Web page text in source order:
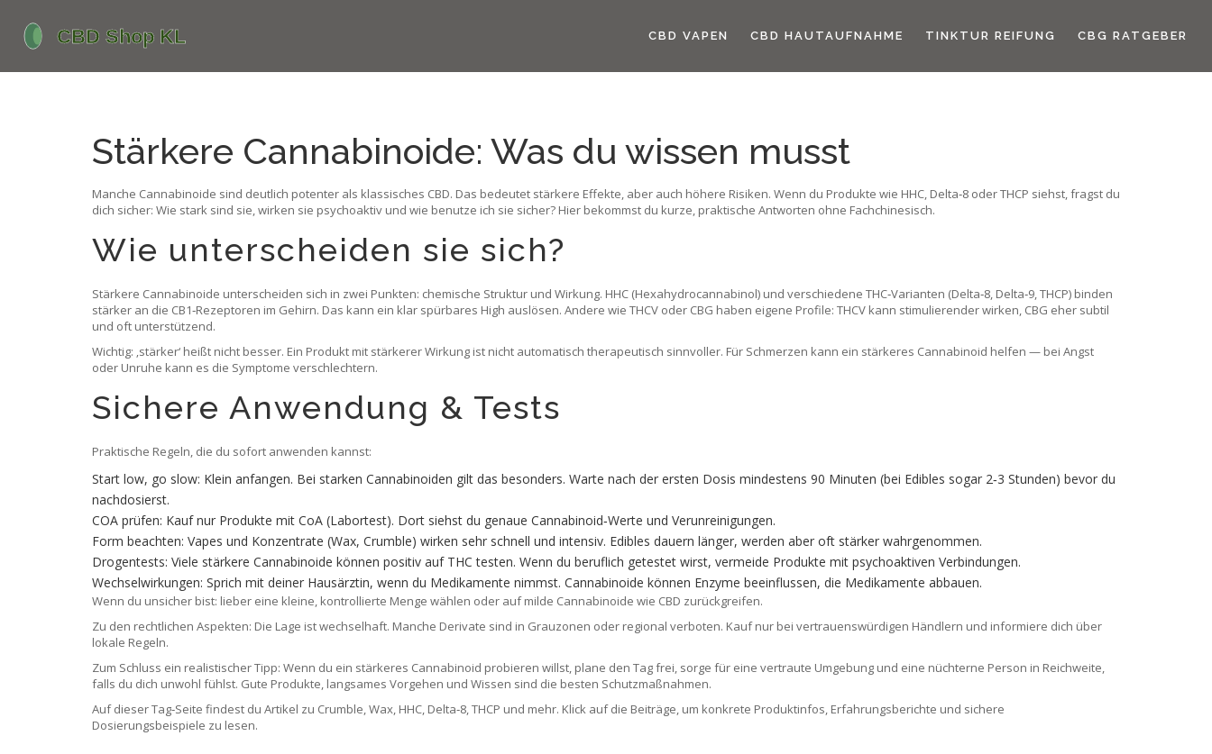
CBD VAPEN CBD HAUTAUFNAHME TINKTUR REIFUNG CBG RATGEBER
Stärkere Cannabinoide: Was du wissen musst
Manche Cannabinoide sind deutlich potenter als klassisches CBD. Das bedeutet stärkere Effekte, aber auch höhere Risiken. Wenn du Produkte wie HHC, Delta‑8 oder THCP siehst, fragst du
dich sicher: Wie stark sind sie, wirken sie psychoaktiv und wie benutze ich sie sicher? Hier bekommst du kurze, praktische Antworten ohne Fachchinesisch.
Wie unterscheiden sie sich?
Stärkere Cannabinoide unterscheiden sich in zwei Punkten: chemische Struktur und Wirkung. HHC (Hexahydrocannabinol) und verschiedene THC‑Varianten (Delta‑8, Delta‑9, THCP) binden
stärker an die CB1‑Rezeptoren im Gehirn. Das kann ein klar spürbares High auslösen. Andere wie THCV oder CBG haben eigene Profile: THCV kann stimulierender wirken, CBG eher subtil
und oft unterstützend.
Wichtig: ‚stärker‘ heißt nicht besser. Ein Produkt mit stärkerer Wirkung ist nicht automatisch therapeutisch sinnvoller. Für Schmerzen kann ein stärkeres Cannabinoid helfen — bei Angst
oder Unruhe kann es die Symptome verschlechtern.
Sichere Anwendung & Tests
Praktische Regeln, die du sofort anwenden kannst:
Start low, go slow: Klein anfangen. Bei starken Cannabinoiden gilt das besonders. Warte nach der ersten Dosis mindestens 90 Minuten (bei Edibles sogar 2‑3 Stunden) bevor du
nachdosierst.
COA prüfen: Kauf nur Produkte mit CoA (Labortest). Dort siehst du genaue Cannabinoid‑Werte und Verunreinigungen.
Form beachten: Vapes und Konzentrate (Wax, Crumble) wirken sehr schnell und intensiv. Edibles dauern länger, werden aber oft stärker wahrgenommen.
Drogentests: Viele stärkere Cannabinoide können positiv auf THC testen. Wenn du beruflich getestet wirst, vermeide Produkte mit psychoaktiven Verbindungen.
Wechselwirkungen: Sprich mit deiner Hausärztin, wenn du Medikamente nimmst. Cannabinoide können Enzyme beeinflussen, die Medikamente abbauen.
Wenn du unsicher bist: lieber eine kleine, kontrollierte Menge wählen oder auf milde Cannabinoide wie CBD zurückgreifen.
Zu den rechtlichen Aspekten: Die Lage ist wechselhaft. Manche Derivate sind in Grauzonen oder regional verboten. Kauf nur bei vertrauenswürdigen Händlern und informiere dich über
lokale Regeln.
Zum Schluss ein realistischer Tipp: Wenn du ein stärkeres Cannabinoid probieren willst, plane den Tag frei, sorge für eine vertraute Umgebung und eine nüchterne Person in Reichweite,
falls du dich unwohl fühlst. Gute Produkte, langsames Vorgehen und Wissen sind die besten Schutzmaßnahmen.
Auf dieser Tag‑Seite findest du Artikel zu Crumble, Wax, HHC, Delta‑8, THCP und mehr. Klick auf die Beiträge, um konkrete Produktinfos, Erfahrungsberichte und sichere
Dosierungsbeispiele zu lesen.